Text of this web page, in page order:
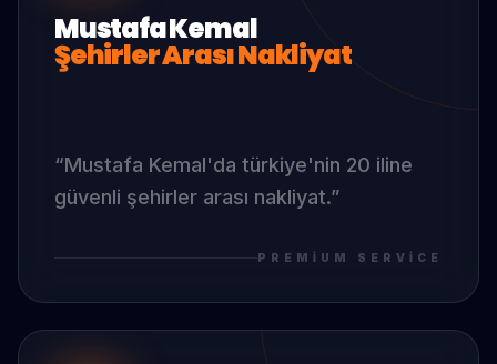
Mustafa Kemal
Şehirler Arası Nakliyat
“Mustafa Kemal'da türkiye'nin 20 iline
güvenli şehirler arası nakliyat.”
PREMIUM SERVICE